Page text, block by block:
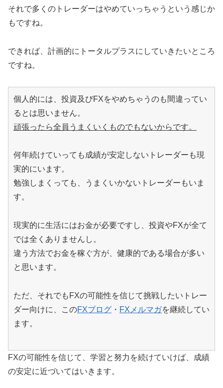
それで多くのトレーダーはやめていっちゃうという感じか
もですね。
できれば、計画的にトータルプラスにしていきたいところ
ですね。
個人的には、投資及びFXをやめちゃうのも間違ってい
るとは思いません。
頑張ったら全員うまくいくものでもないからです。
何年続けていっても成績が安定しないトレーダーも現
実的にいます。
勉強しまくっても、うまくいかないトレーダーもいま
す。
現実的に生活にはお金が必要ですし、投資やFXが全て
では全くありませんし。
違う方法でお金を稼ぐ方が、健康的である場合が多い
と思います。
ただ、それでもFXの可能性を信じて挑戦したいトレー
ダー向けに、このFXブログ ・ FXメルマガを継続してい
ます。
FXの可能性を信じて、学習と努力を続けていけば、成績
の安定に近づいてはいきます。